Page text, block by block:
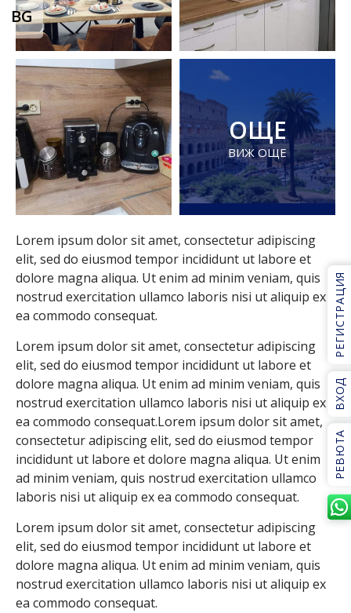
ОЩЕ
ВИЖ ОЩЕ
Lorem ipsum dolor sit amet, consectetur adipiscing
elit, sed do eiusmod tempor incididunt ut labore et
dolore magna aliqua. Ut enim ad minim veniam, quis
nostrud exercitation ullamco laboris nisi ut aliquip ex
ea commodo consequat.
Lorem ipsum dolor sit amet, consectetur adipiscing
elit, sed do eiusmod tempor incididunt ut labore et
dolore magna aliqua. Ut enim ad minim veniam, quis
nostrud exercitation ullamco laboris nisi ut aliquip ex
ea commodo consequat.Lorem ipsum dolor sit amet,
consectetur adipiscing elit, sed do eiusmod tempor
incididunt ut labore et dolore magna aliqua. Ut enim
ad minim veniam, quis nostrud exercitation ullamco
laboris nisi ut aliquip ex ea commodo consequat.
Lorem ipsum dolor sit amet, consectetur adipiscing
elit, sed do eiusmod tempor incididunt ut labore et
dolore magna aliqua. Ut enim ad minim veniam, quis
nostrud exercitation ullamco laboris nisi ut aliquip ex
ea commodo consequat.
РЕГИСТРАЦИЯ
ВХОД
РЕВЮТА
BG